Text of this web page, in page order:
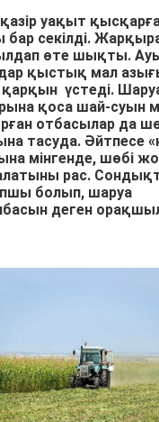
қазір уақыт
бар секілді.
өте шықты.
қыстық мал
үстеді.
қоса шай-суын
отбасылар да
тасуда. Әйтпесе
мінгенде, шөбі
рас.
болып, шаруа
деген